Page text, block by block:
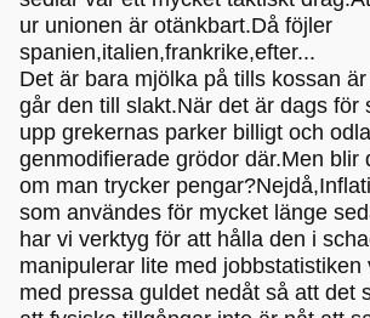
ur unionen är otänkbart.Då föjler
spanien,italien,frankrike,efter...
Det är bara mjölka på tills kossan
går den till slakt.När det är dags för
upp grekernas parker billigt och
genmodifierade grödor där.Men blir
om man trycker
som användes för mycket länge
har vi verktyg för att hålla den i
manipulerar lite med jobbstatistiken
med pressa guldet nedåt så att det